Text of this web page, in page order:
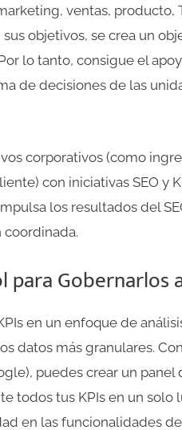
ventas, producto,
objetivos, se crea un
lo tanto, consigue el
de decisiones de las
corporativos (como
con iniciativas SEO y
los resultados del
coordinada.
para Gobernarlos
en un enfoque de
datos más granulares.
puedes crear un panel
todos tus KPIs en un solo
en las funcionalidades